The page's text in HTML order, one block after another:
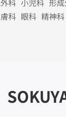
科 小児科 形
科 眼科 精神科